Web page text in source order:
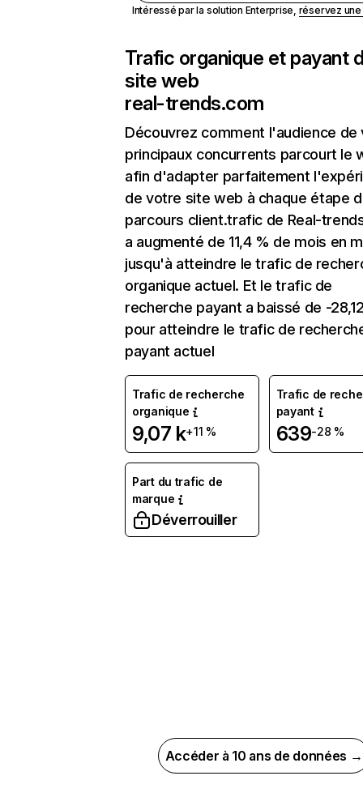
Intéressé par la solution Enterprise, réservez
Trafic organique et payant
site web
real-trends.com
Découvrez comment l'audience de
principaux concurrents parcourt le
afin d'adapter parfaitement
de votre site web à chaque étape
parcours client.trafic de Real-
a augmenté de 11,4 % de mois en
jusqu'à atteindre le trafic de
organique actuel. Et le trafic de
recherche payant a baissé de -
pour atteindre le trafic de
payant actuel
Trafic de recherche
organique
9,07 k+11 %
Trafic de
payant
639-28 %
Part du trafic de
marque
Déverrouiller
Accéder à 10 ans de données →